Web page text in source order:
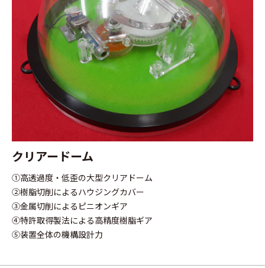
クリアードーム
①高透過度・低歪の大型クリアドーム
②樹脂切削によるハウジングカバー
③金属切削によるピニオンギア
④特許取得製法による高精度樹脂ギア
⑤装置全体の機構設計力